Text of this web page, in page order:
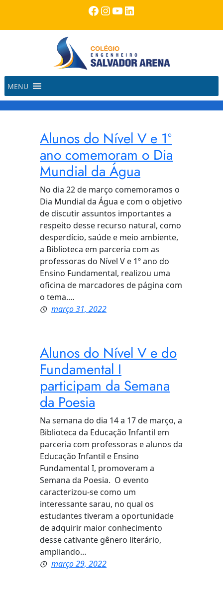
o
Facebook
Instagram
Youtube
LinkedIn
MENU
Alunos do Nível V e 1º
ano comemoram o Dia
Mundial da Água
No dia 22 de março comemoramos o
Dia Mundial da Água e com o objetivo
de discutir assuntos importantes a
respeito desse recurso natural, como
desperdício, saúde e meio ambiente,
a Biblioteca em parceria com as
professoras do Nível V e 1º ano do
Ensino Fundamental, realizou uma
oficina de marcadores de página com
o tema.…
março 31, 2022
Alunos do Nível V e do
Fundamental I
participam da Semana
da Poesia
Na semana do dia 14 a 17 de março, a
Biblioteca da Educação Infantil em
parceria com professoras e alunos da
Educação Infantil e Ensino
Fundamental I, promoveram a
Semana da Poesia. O evento
caracterizou-se como um
interessante sarau, no qual os
estudantes tiveram a oportunidade
de adquirir maior conhecimento
desse cativante gênero literário,
ampliando…
março 29, 2022